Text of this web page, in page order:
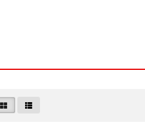
味 吊下げ専用品 輸入品 駄
ア飲料
水
家庭消耗雑貨 軽衣料 台所用品
（PB） おすすめ・イチオシ商
飲料・デザート 和日配 日配
飲料・デザート 和日配 日配